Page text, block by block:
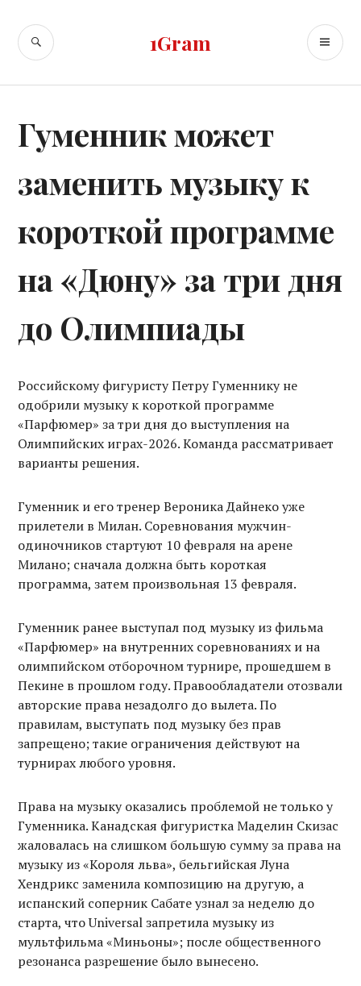
content
1Gram
SEARCH
Гуменник может
заменить музыку к
короткой программе
на «Дюну» за три дня
до Олимпиады
Российскому фигуристу Петру Гуменнику не
одобрили музыку к короткой программе
«Парфюмер» за три дня до выступления на
Олимпийских играх-2026. Команда рассматривает
варианты решения.
Гуменник и его тренер Вероника Дайнеко уже
прилетели в Милан. Соревнования мужчин-
одиночников стартуют 10 февраля на арене
Милано; сначала должна быть короткая
программа, затем произвольная 13 февраля.
Гуменник ранее выступал под музыку из фильма
«Парфюмер» на внутренних соревнованиях и на
олимпийском отборочном турнире, прошедшем в
Пекине в прошлом году. Правообладатели отозвали
авторские права незадолго до вылета. По
правилам, выступать под музыку без прав
запрещено; такие ограничения действуют на
турнирах любого уровня.
Права на музыку оказались проблемой не только у
Гуменника. Канадская фигуристка Маделин Скизас
жаловалась на слишком большую сумму за права на
музыку из «Короля льва», бельгийская Луна
Хендрикс заменила композицию на другую, а
испанский соперник Сабате узнал за неделю до
старта, что Universal запретила музыку из
мультфильма «Миньоны»; после общественного
резонанса разрешение было вынесено.